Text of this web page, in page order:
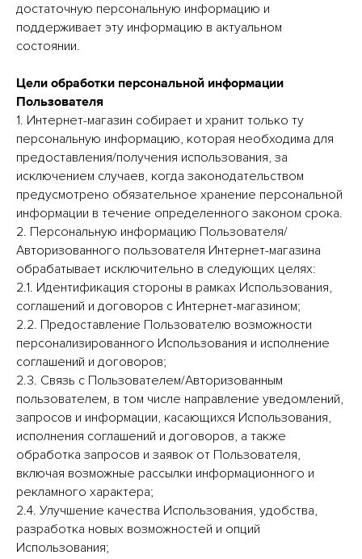
достаточную персональную информацию и
поддерживает эту информацию в актуальном
состоянии.
Цели обработки персональной информации
Пользователя
1. Интернет-магазин собирает и хранит только ту
персональную информацию, которая необходима для
предоставления/получения использования, за
исключением случаев, когда законодательством
предусмотрено обязательное хранение персональной
информации в течение определенного законом срока.
2. Персональную информацию Пользователя/
Авторизованного пользователя Интернет-магазина
обрабатывает исключительно в следующих целях:
2.1. Идентификация стороны в рамках Использования,
соглашений и договоров с Интернет-магазином;
2.2. Предоставление Пользователю возможности
персонализированного Использования и исполнение
соглашений и договоров;
2.3. Связь с Пользователем/Авторизованным
пользователем, в том числе направление уведомлений,
запросов и информации, касающихся Использования,
исполнения соглашений и договоров, а также
обработка запросов и заявок от Пользователя,
включая возможные рассылки информационного и
рекламного характера;
2.4. Улучшение качества Использования, удобства,
разработка новых возможностей и опций
Использования;